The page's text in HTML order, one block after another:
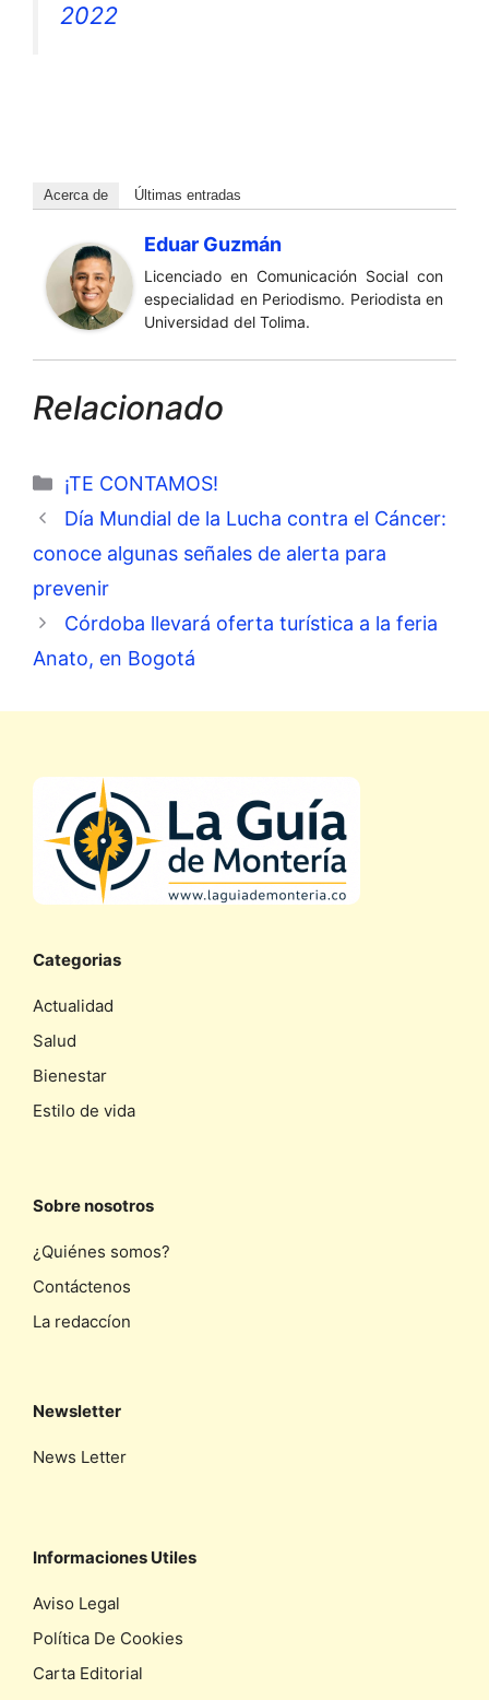
2022
Acerca de Últimas entradas
Eduar Guzmán
Licenciado en Comunicación Social con
especialidad en Periodismo. Periodista en
Universidad del Tolima.
Relacionado
Categorías
¡TE CONTAMOS!
Día Mundial de la Lucha contra el Cáncer:
conoce algunas señales de alerta para
prevenir
Córdoba llevará oferta turística a la feria
Anato, en Bogotá
Categorias
Actualidad
Salud
Bienestar
Estilo de vida
Sobre nosotros
¿Quiénes somos?
Contáctenos
La redaccíon
Newsletter
News Letter
Informaciones Utiles
Aviso Legal
Política De Cookies
Carta Editorial